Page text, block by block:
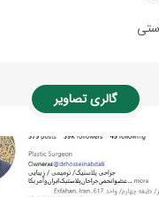
گالری تصاویر